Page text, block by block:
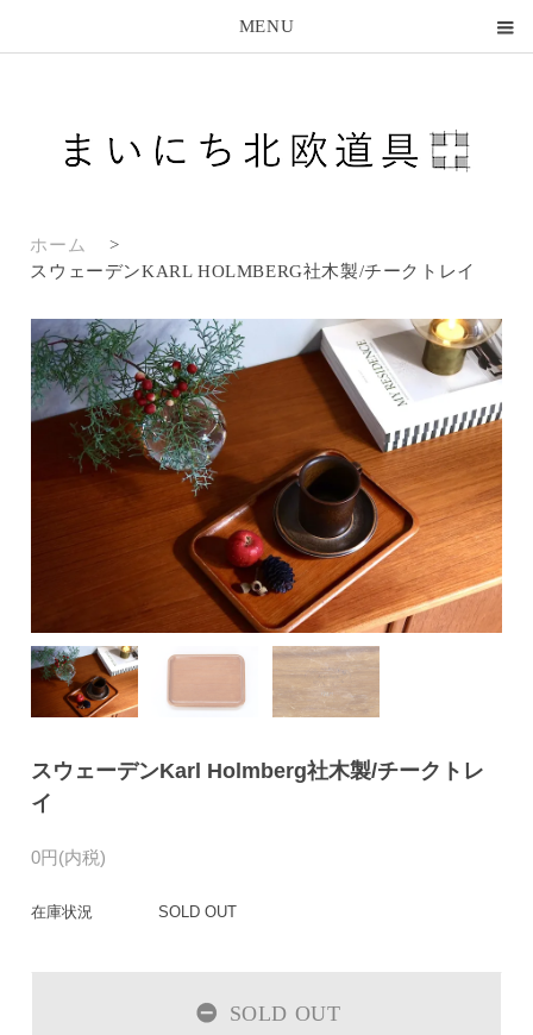
MENU
ホーム
>
スウェーデンKARL HOLMBERG社木製/チークトレイ
スウェーデンKarl Holmberg社木製/チークトレ
イ
0円(内税)
在庫状況 SOLD OUT
SOLD OUT